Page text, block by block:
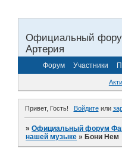
Официальный
Артерия
Форум Участники
Привет, Гость! Войдитеили
»Официальный форум
нашей музыке »Бони Нем